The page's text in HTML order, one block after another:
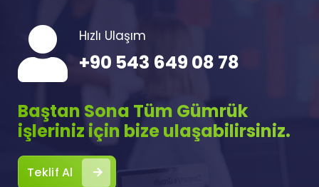
Hızlı Ulaşım
+90 543 649 08 78
Baştan Sona Tüm Gümrük
işleriniz için bize ulaşabilirsiniz.
Teklif Al